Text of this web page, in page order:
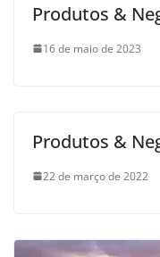
Produtos &
16 de maio de 2023
Produtos &
22 de março de 2022